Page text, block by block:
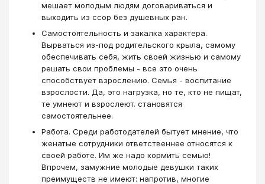
мешает молодым людям договариваться и
выходить из ссор без душевных ран.
Самостоятельность и закалка характера.
Вырваться из-под родительского крыла, самому
обеспечивать себя, жить своей жизнью и самому
решать свои проблемы - все это очень
способствует взрослению. Семья - воспитание
взрослости. Да, это нагрузка, но те, кто не пищат,
те умнеют и взрослеют. становятся
самостоятельнее.
Работа. Среди работодателей бытует мнение, что
женатые сотрудники ответственнее относятся к
своей работе. Им же надо кормить семью!
Впрочем, замужние молодые девушки таких
преимуществ не имеют: напротив, многие